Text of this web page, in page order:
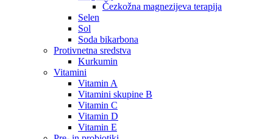
Čezkožna magnezijeva terapija
Selen
Sol
Soda bikarbona
Protivnetna sredstva
Kurkumin
Vitamini
Vitamin A
Vitamini skupine B
Vitamin C
Vitamin D
Vitamin E